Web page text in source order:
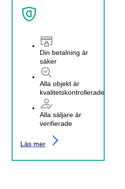
Din betalning är
säker
Alla objekt är
kvalitetskontrollerade
Alla säljare är
verifierade
Läs mer